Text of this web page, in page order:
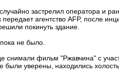
застрелил оператора и
агентство AFP, после
покинуть здание.
не было.
снимали фильм "Ржавчина" с
были уверены, находились